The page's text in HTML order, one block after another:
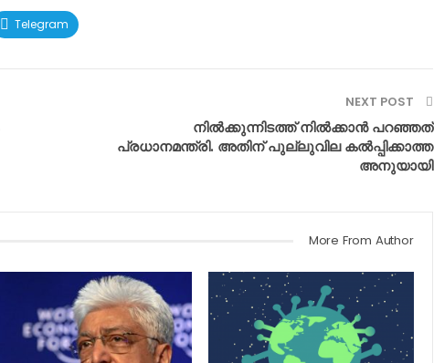
Telegram
NEXT POST
നിൽക്കുന്നിടത്ത് നിൽക്കാൻ പറഞ്ഞത്
പ്രധാനമന്ത്രി. അതിന് പുല്ലുവില കൽപ്പിക്കാത്ത
അനുയായി
More From Author